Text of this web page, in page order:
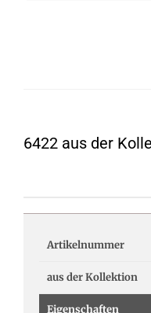
6422 aus der
Artikelnummer
aus der Kollektion
Eigenschaften